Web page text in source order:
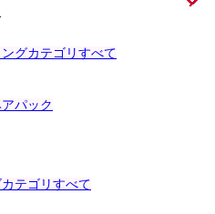
グカテゴリすべて
パック
テゴリすべて